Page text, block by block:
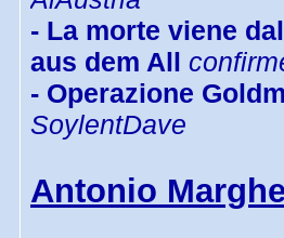
- La morte viene
aus dem All
- Operazione
SoylentDave
Antonio